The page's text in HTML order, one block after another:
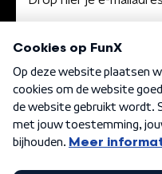
Algemene voorwaarden